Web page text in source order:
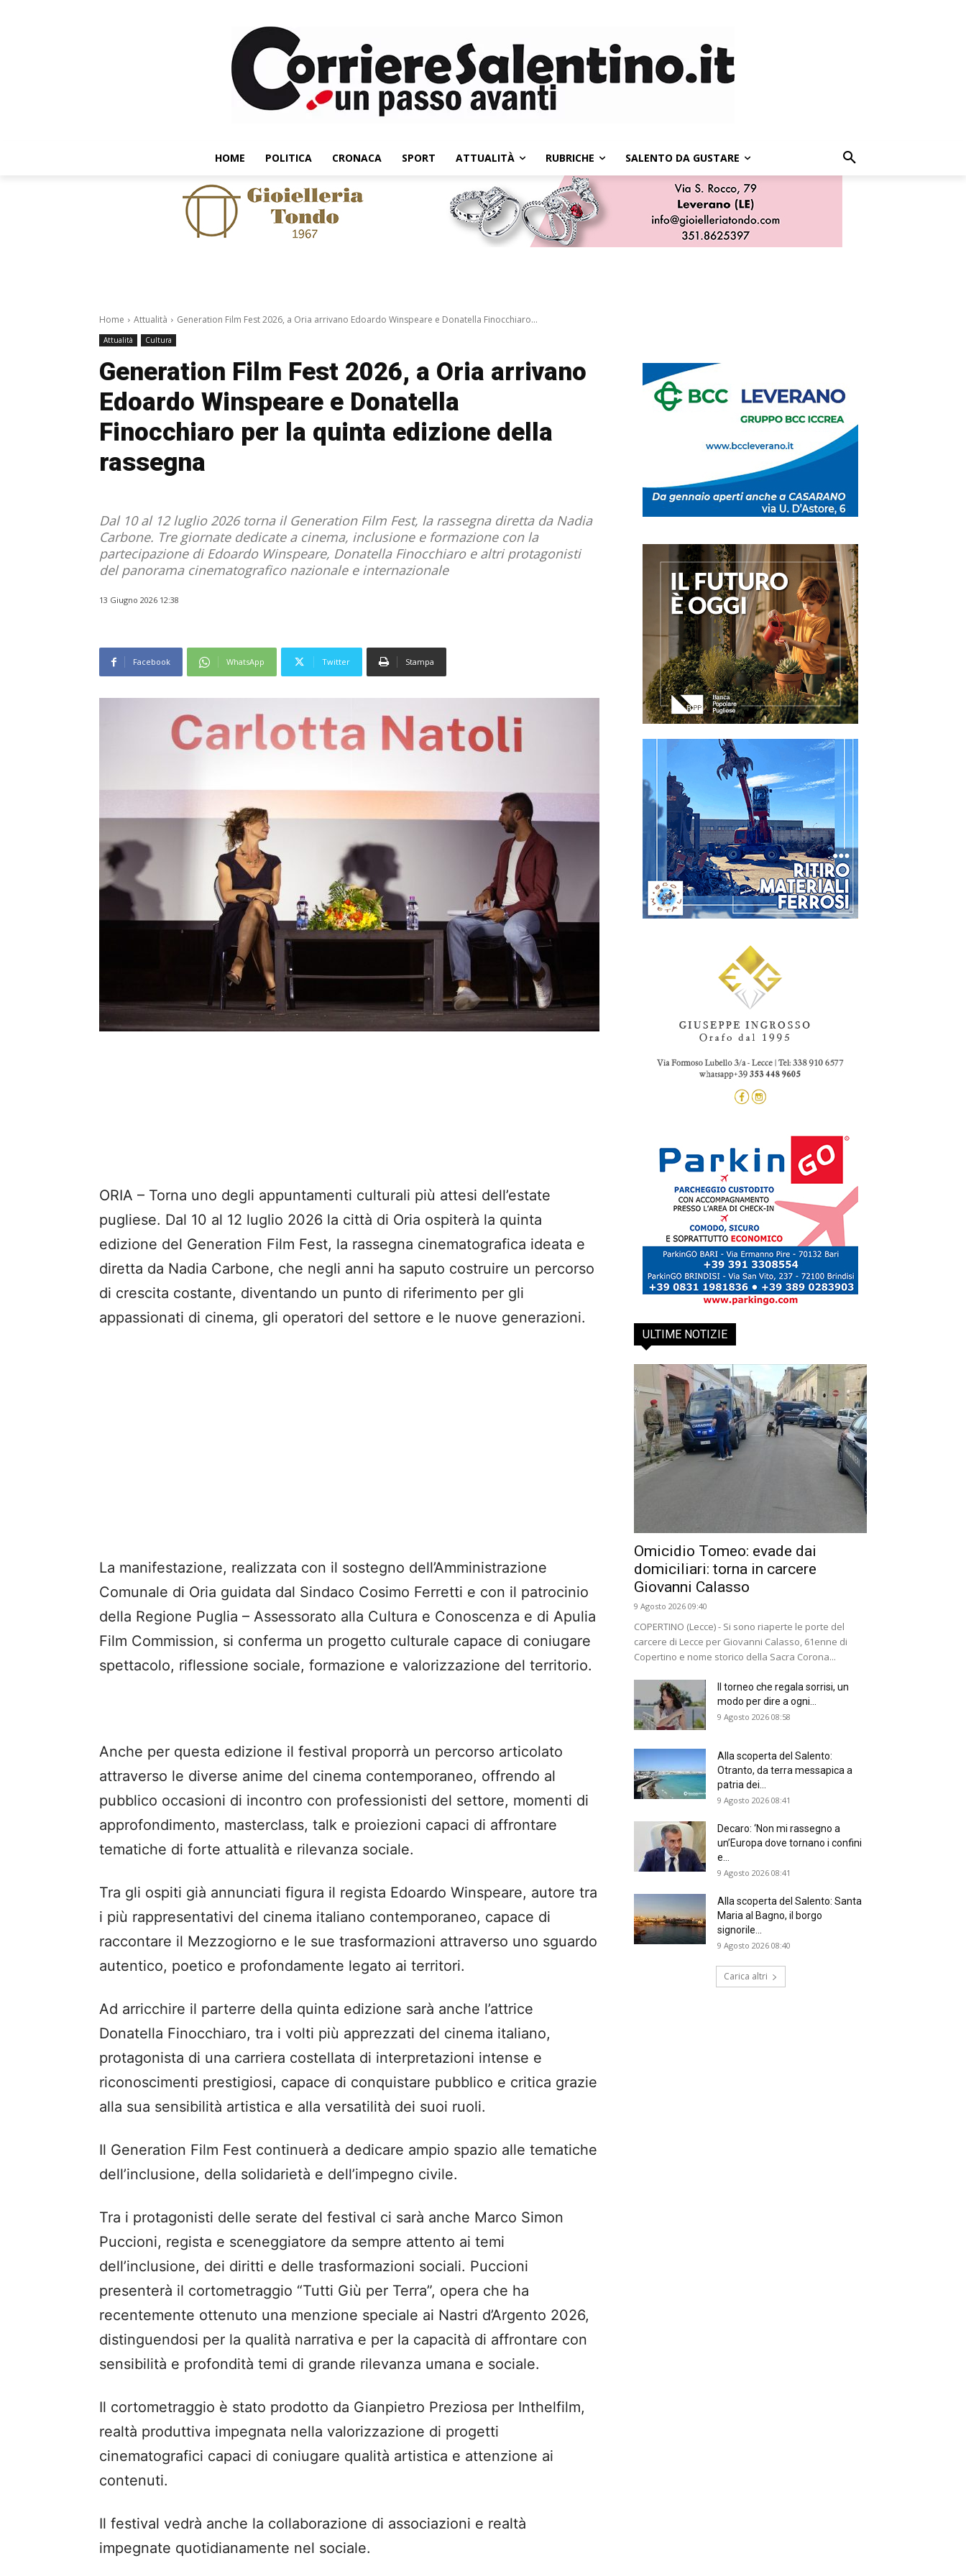
HOME POLITICA CRONACA SPORT ATTUALITÀ RUBRICHE SALENTO DA GUSTARE
Home Attualità Generation Film Fest 2026, a Oria arrivano Edoardo Winspeare e Donatella Finocchiaro...
Attualità Cultura
Generation Film Fest 2026, a Oria arrivano
Edoardo Winspeare e Donatella
Finocchiaro per la quinta edizione della
rassegna
Dal 10 al 12 luglio 2026 torna il Generation Film Fest, la rassegna diretta da Nadia
Carbone. Tre giornate dedicate a cinema, inclusione e formazione con la
partecipazione di Edoardo Winspeare, Donatella Finocchiaro e altri protagonisti
del panorama cinematografico nazionale e internazionale
13 Giugno 2026 12:38
Facebook WhatsApp Twitter Stampa
ORIA – Torna uno degli appuntamenti culturali più attesi dell’estate
pugliese. Dal 10 al 12 luglio 2026 la città di Oria ospiterà la quinta
edizione del Generation Film Fest, la rassegna cinematografica ideata e
diretta da Nadia Carbone, che negli anni ha saputo costruire un percorso
di crescita costante, diventando un punto di riferimento per gli
appassionati di cinema, gli operatori del settore e le nuove generazioni.
La manifestazione, realizzata con il sostegno dell’Amministrazione
Comunale di Oria guidata dal Sindaco Cosimo Ferretti e con il patrocinio
della Regione Puglia – Assessorato alla Cultura e Conoscenza e di Apulia
Film Commission, si conferma un progetto culturale capace di coniugare
spettacolo, riflessione sociale, formazione e valorizzazione del territorio.
Anche per questa edizione il festival proporrà un percorso articolato
attraverso le diverse anime del cinema contemporaneo, offrendo al
pubblico occasioni di incontro con professionisti del settore, momenti di
approfondimento, masterclass, talk e proiezioni capaci di affrontare
tematiche di forte attualità e rilevanza sociale.
Tra gli ospiti già annunciati figura il regista Edoardo Winspeare, autore tra
i più rappresentativi del cinema italiano contemporaneo, capace di
raccontare il Mezzogiorno e le sue trasformazioni attraverso uno sguardo
autentico, poetico e profondamente legato ai territori.
Ad arricchire il parterre della quinta edizione sarà anche l’attrice
Donatella Finocchiaro, tra i volti più apprezzati del cinema italiano,
protagonista di una carriera costellata di interpretazioni intense e
riconoscimenti prestigiosi, capace di conquistare pubblico e critica grazie
alla sua sensibilità artistica e alla versatilità dei suoi ruoli.
Il Generation Film Fest continuerà a dedicare ampio spazio alle tematiche
dell’inclusione, della solidarietà e dell’impegno civile.
Tra i protagonisti delle serate del festival ci sarà anche Marco Simon
Puccioni, regista e sceneggiatore da sempre attento ai temi
dell’inclusione, dei diritti e delle trasformazioni sociali. Puccioni
presenterà il cortometraggio “Tutti Giù per Terra”, opera che ha
recentemente ottenuto una menzione speciale ai Nastri d’Argento 2026,
distinguendosi per la qualità narrativa e per la capacità di affrontare con
sensibilità e profondità temi di grande rilevanza umana e sociale.
Il cortometraggio è stato prodotto da Gianpietro Preziosa per Inthelfilm,
realtà produttiva impegnata nella valorizzazione di progetti
cinematografici capaci di coniugare qualità artistica e attenzione ai
contenuti.
Il festival vedrà anche la collaborazione di associazioni e realtà
impegnate quotidianamente nel sociale.
ULTIME NOTIZIE
Omicidio Tomeo: evade dai
domiciliari: torna in carcere
Giovanni Calasso
9 Agosto 2026 09:40
COPERTINO (Lecce) - Si sono riaperte le porte del
carcere di Lecce per Giovanni Calasso, 61enne di
Copertino e nome storico della Sacra Corona...
Il torneo che regala sorrisi, un
modo per dire a ogni...
9 Agosto 2026 08:58
Alla scoperta del Salento:
Otranto, da terra messapica a
patria dei...
9 Agosto 2026 08:41
Decaro: ‘Non mi rassegno a
un’Europa dove tornano i confini
e...
9 Agosto 2026 08:41
Alla scoperta del Salento: Santa
Maria al Bagno, il borgo
signorile...
9 Agosto 2026 08:40
Carica altri